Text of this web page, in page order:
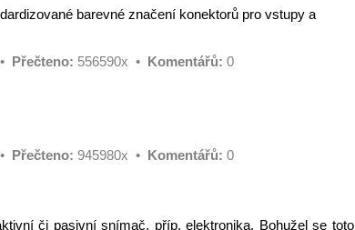
barevné značení konektorů pro vstupy a
Přečteno: 556590x • Komentářů: 0
Přečteno: 945980x • Komentářů: 0
či pasivní snímač, příp. elektronika. Bohužel se toto